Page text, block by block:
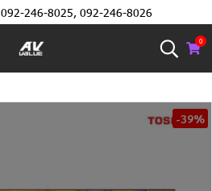
092-246-8025, 092-246-8026
0
-39%